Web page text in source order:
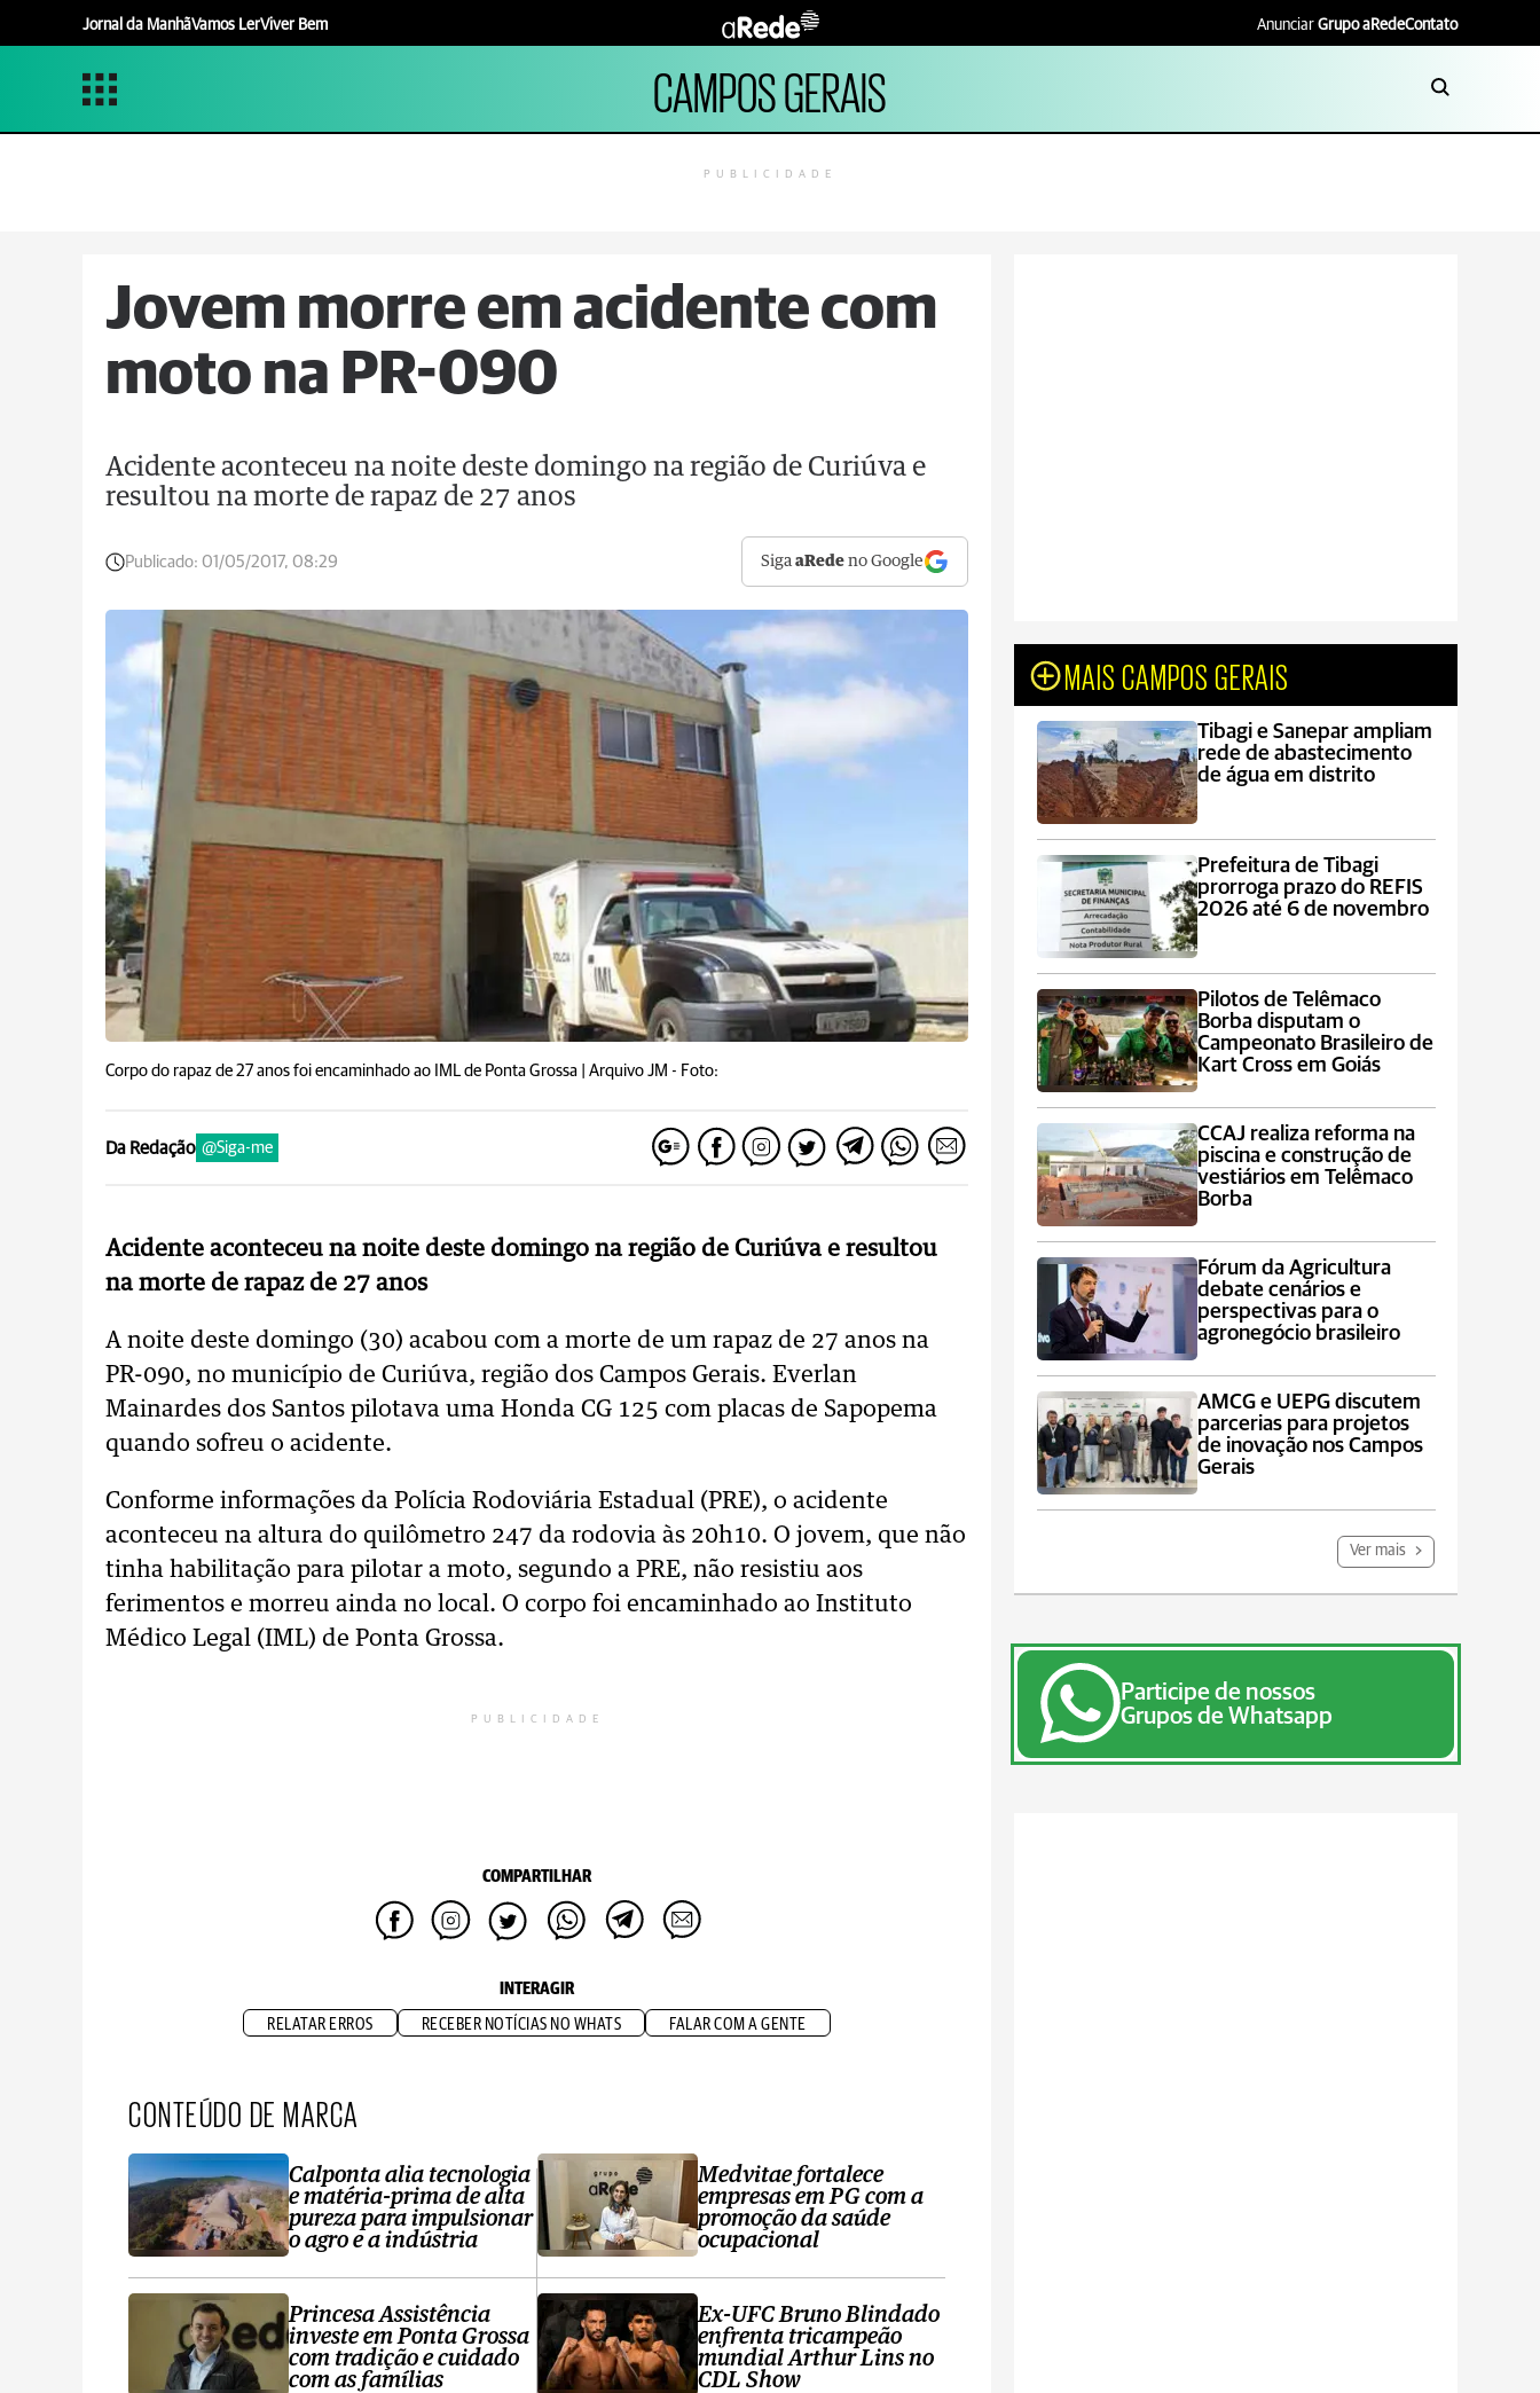
Jornal da ManhãVamos LerViver Bem Anunciar Grupo aRedeContato
CAMPOS GERAIS
PUBLICIDADE
Jovem morre em acidente com
moto na PR-090
Acidente aconteceu na noite deste domingo na região de Curiúva e
resultou na morte de rapaz de 27 anos
Publicado: 01/05/2017, 08:29 SigaaRede no Google
Corpo do rapaz de 27 anos foi encaminhado ao IML de Ponta Grossa | Arquivo JM - Foto:
Da Redação @Siga-me
Acidente aconteceu na noite deste domingo na região de Curiúva e resultou
na morte de rapaz de 27 anos
A noite deste domingo (30) acabou com a morte de um rapaz de 27 anos na
PR-090, no município de Curiúva, região dos Campos Gerais. Everlan
Mainardes dos Santos pilotava uma Honda CG 125 com placas de Sapopema
quando sofreu o acidente.
Conforme informações da Polícia Rodoviária Estadual (PRE), o acidente
aconteceu na altura do quilômetro 247 da rodovia às 20h10. O jovem, que não
tinha habilitação para pilotar a moto, segundo a PRE, não resistiu aos
ferimentos e morreu ainda no local. O corpo foi encaminhado ao Instituto
Médico Legal (IML) de Ponta Grossa.
PUBLICIDADE
COMPARTILHAR
INTERAGIR
RELATAR ERROS RECEBER NOTÍCIAS NO WHATS FALAR COM A GENTE
CONTEÚDO DE MARCA
Calponta alia tecnologia
e matéria-prima de alta
pureza para impulsionar
o agro e a indústria
Princesa Assistência
investe em Ponta Grossa
com tradição e cuidado
com as famílias
Medvitae fortalece
empresas em PG com a
promoção da saúde
ocupacional
Ex-UFC Bruno Blindado
enfrenta tricampeão
mundial Arthur Lins no
CDL Show
MAIS CAMPOS GERAIS
Tibagi e Sanepar ampliam
rede de abastecimento
de água em distrito
Prefeitura de Tibagi
prorroga prazo do REFIS
2026 até 6 de novembro
Pilotos de Telêmaco
Borba disputam o
Campeonato Brasileiro de
Kart Cross em Goiás
CCAJ realiza reforma na
piscina e construção de
vestiários em Telêmaco
Borba
Fórum da Agricultura
debate cenários e
perspectivas para o
agronegócio brasileiro
AMCG e UEPG discutem
parcerias para projetos
de inovação nos Campos
Gerais
Ver mais
Participe de nossos
Grupos de Whatsapp